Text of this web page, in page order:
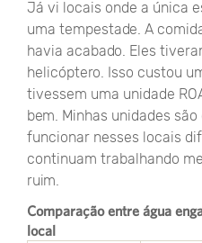
Já vi locais onde a única
uma tempestade. A
havia acabado. Eles
helicóptero. Isso custou
tivessem uma unidade
bem. Minhas unidades
funcionar nesses locais
continuam trabalhando
ruim.
Comparação entre água
local